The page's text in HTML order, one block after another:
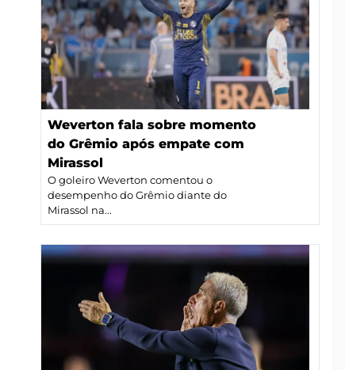
Weverton fala sobre momento
do Grêmio após empate com
Mirassol
O goleiro Weverton comentou o
desempenho do Grêmio diante do
Mirassol na...